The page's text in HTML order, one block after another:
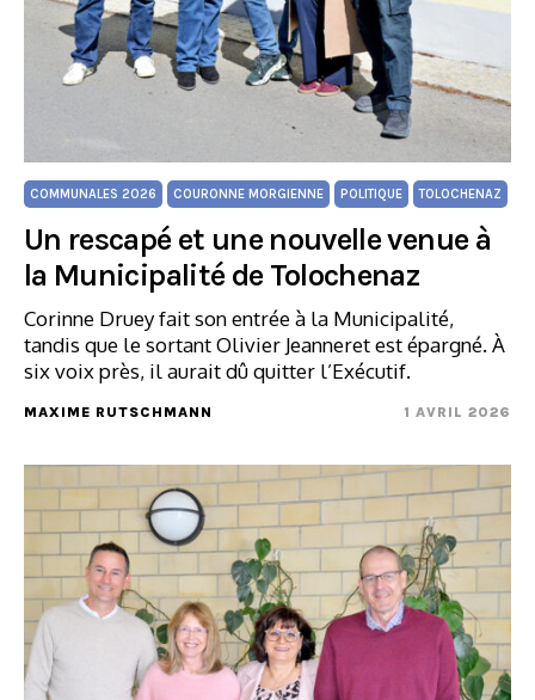
COMMUNALES 2026 COURONNE MORGIENNE POLITIQUE TOLOCHENAZ
Un rescapé et une nouvelle venue à
la Municipalité de Tolochenaz
Corinne Druey fait son entrée à la Municipalité,
tandis que le sortant Olivier Jeanneret est épargné. À
six voix près, il aurait dû quitter l’Exécutif.
MAXIME RUTSCHMANN 1 AVRIL 2026